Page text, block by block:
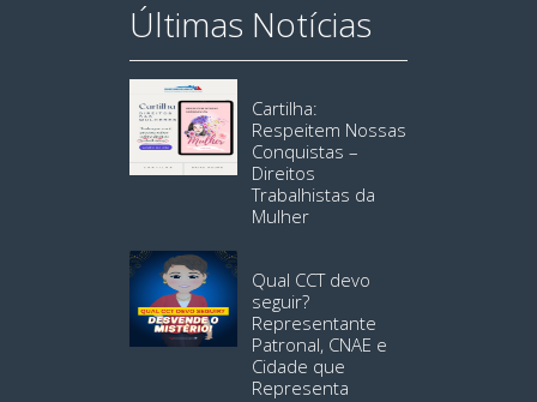
Últimas Notícias
Cartilha:
Respeitem Nossas
Conquistas –
Direitos
Trabalhistas da
Mulher
Qual CCT devo
seguir?
Representante
Patronal, CNAE e
Cidade que
Representa